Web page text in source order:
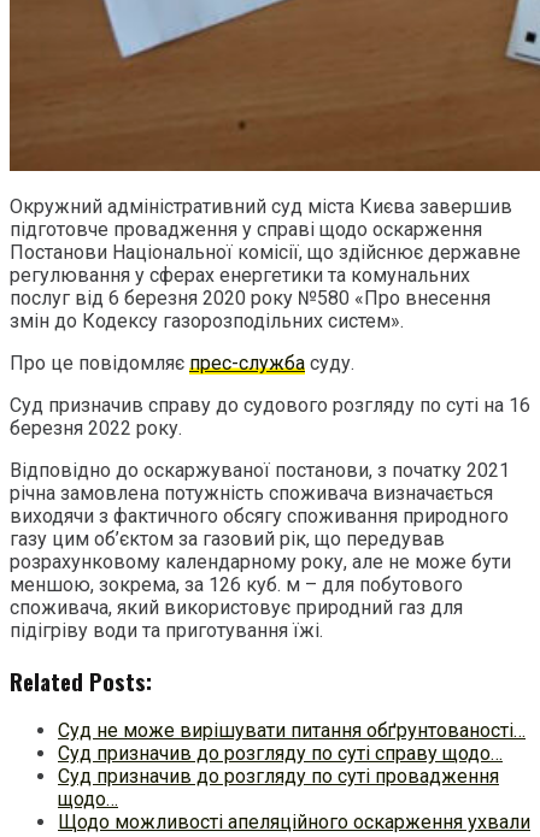
Окружний адміністративний суд міста Києва завершив
підготовче провадження у справі щодо оскарження
Постанови Національної комісії, що здійснює державне
регулювання у сферах енергетики та комунальних
послуг від 6 березня 2020 року №580 «Про внесення
змін до Кодексу газорозподільних систем».
Про це повідомляє прес-служба суду.
Суд призначив справу до судового розгляду по суті на 16
березня 2022 року.
Відповідно до оскаржуваної постанови, з початку 2021
річна замовлена потужність споживача визначається
виходячи з фактичного обсягу споживання природного
газу цим об’єктом за газовий рік, що передував
розрахунковому календарному року, але не може бути
меншою, зокрема, за 126 куб. м – для побутового
споживача, який використовує природний газ для
підігріву води та приготування їжі.
Related Posts:
Суд не може вирішувати питання обґрунтованості…
Суд призначив до розгляду по суті справу щодо…
Суд призначив до розгляду по суті провадження
щодо…
Щодо можливості апеляційного оскарження ухвали